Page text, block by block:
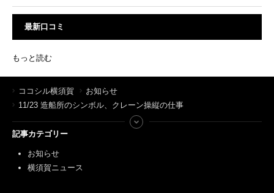
最新口コミ
もっと読む
ココシル横須賀
お知らせ
11/23 造船所のシンボル、クレーン操縦の仕事
記事カテゴリー
お知らせ
横須賀ニュース